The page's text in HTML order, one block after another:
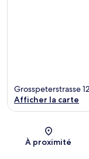
Grosspeterstrasse
Afficher la carte
À proximité